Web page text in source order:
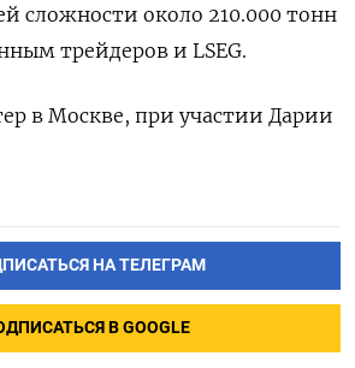
сложности около 210.000 тонн
трейдеров и LSEG.
в Москве, при участии Дарии
НА ТЕЛЕГРАМ
В GOOGLE